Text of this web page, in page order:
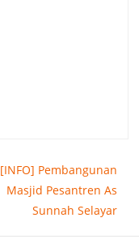
[INFO] Pembangunan
Masjid Pesantren As
Sunnah Selayar